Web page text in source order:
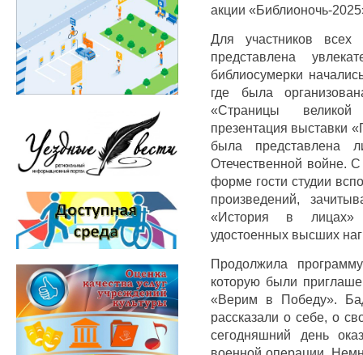
акции «Библионочь-
Для участников
представлена
библиосумерки
где была
«Страницы
презентация выставки
была представлена
Отечественной войне.
форме гости студии
произведений,
«История в лицах»
удостоенных высших
Продолжила
которую были
«Верим в Победу».
рассказали о себе, о
сегодняшний день